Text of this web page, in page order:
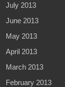
July 2013
June 2013
May 2013
April 2013
March 2013
February 2013